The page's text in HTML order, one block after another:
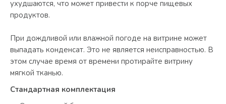
ухудшаются, что может привести к порче пищевых
продуктов.
При дождливой или влажной погоде на витрине может
выпадать конденсат. Это не является неисправностью. В
этом случае время от времени протирайте витрину
мягкой тканью.
Стандартная комплектация